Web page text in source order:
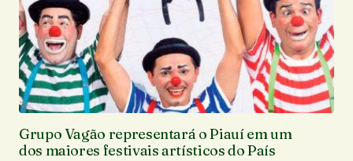
Grupo Vagão representará o Piauí em um
dos maiores festivais artísticos do País